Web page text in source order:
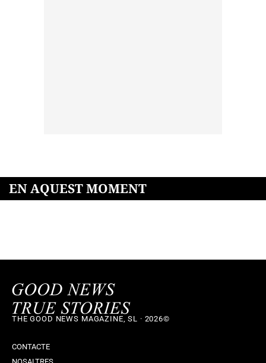
EN AQUEST MOMENT
THE GOOD NEWS MAGAZINE, SL · 2026©
CONTACTE